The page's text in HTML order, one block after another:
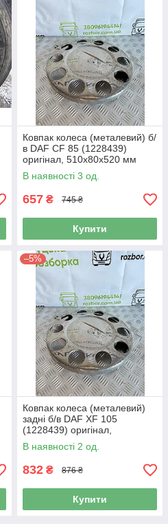
Ковпак колеса (металевий) б/
в DAF CF 85 (1228439)
оригінал, 510х80х520 мм
В наявності 3 од.
657 ₴ 745 ₴
Купити
–5%
Ковпак колеса (металевий)
задні б/в DAF XF 105
(1228439) оригінал,
510х80х520 мм
В наявності 2 од.
832 ₴ 876 ₴
Купити